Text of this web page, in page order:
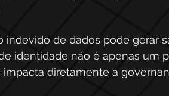
indevido de dados pode gerar
identidade não é apenas um
diretamente a